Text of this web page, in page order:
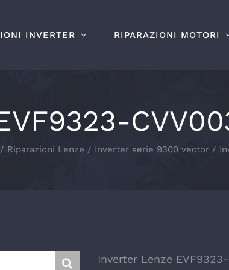
INVERTER RIPARAZIONI MOTORI
Riparazioni Lenze Inverter serie 9300 vector
Inverter Lenze